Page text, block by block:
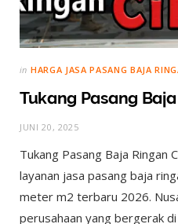
in HARGA JASA PASANG BAJA
Tukang Pasang
JUNI 20, 2025
Tukang Pasang Baja Ringan
layanan jasa pasang baja
meter m2 terbaru 2026.
perusahaan yang bergerak